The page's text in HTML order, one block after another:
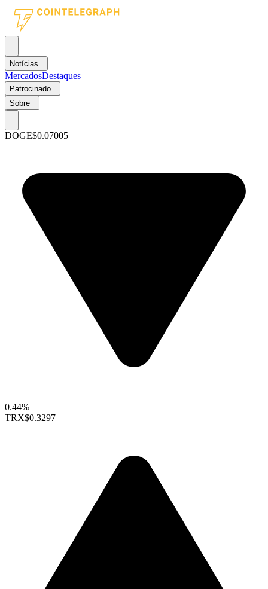
Notícias
MercadosDestaques
Patrocinado
Sobre
DOGE$0.07005
0.44%
TRX$0.3297